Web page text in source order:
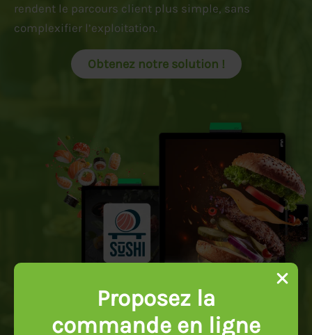
Proposez la
commande en ligne
rendent le parcours client plus simple, sans
complexifier l’exploitation.
Obtenez notre solution !